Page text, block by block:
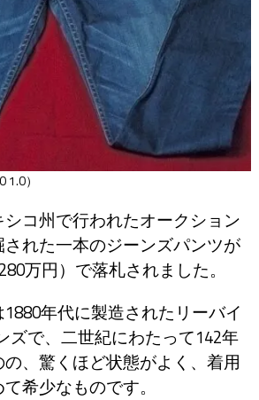
1.0）
コ州で行われたオークション
れた一本のジーンズパンツが
万円）で落札されました。
年代に製造されたリーバイ
ズで、二世紀にわたって142年
、驚くほど状態がよく、着用
希少なものです。